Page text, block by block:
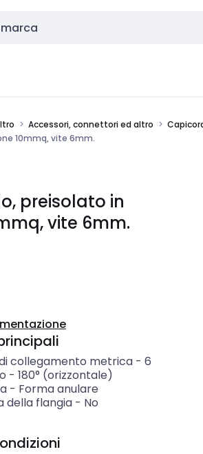
Accessori, connettori ed altro
10mmq, vite 6mm.
preisolato in
vite 6mm.
collegamento metrica- 6
- 180° (orizzontale)
- Forma anulare
della flangia- No